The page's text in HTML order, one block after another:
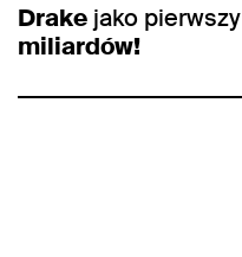
Drake jako pierwszy
miliardów!